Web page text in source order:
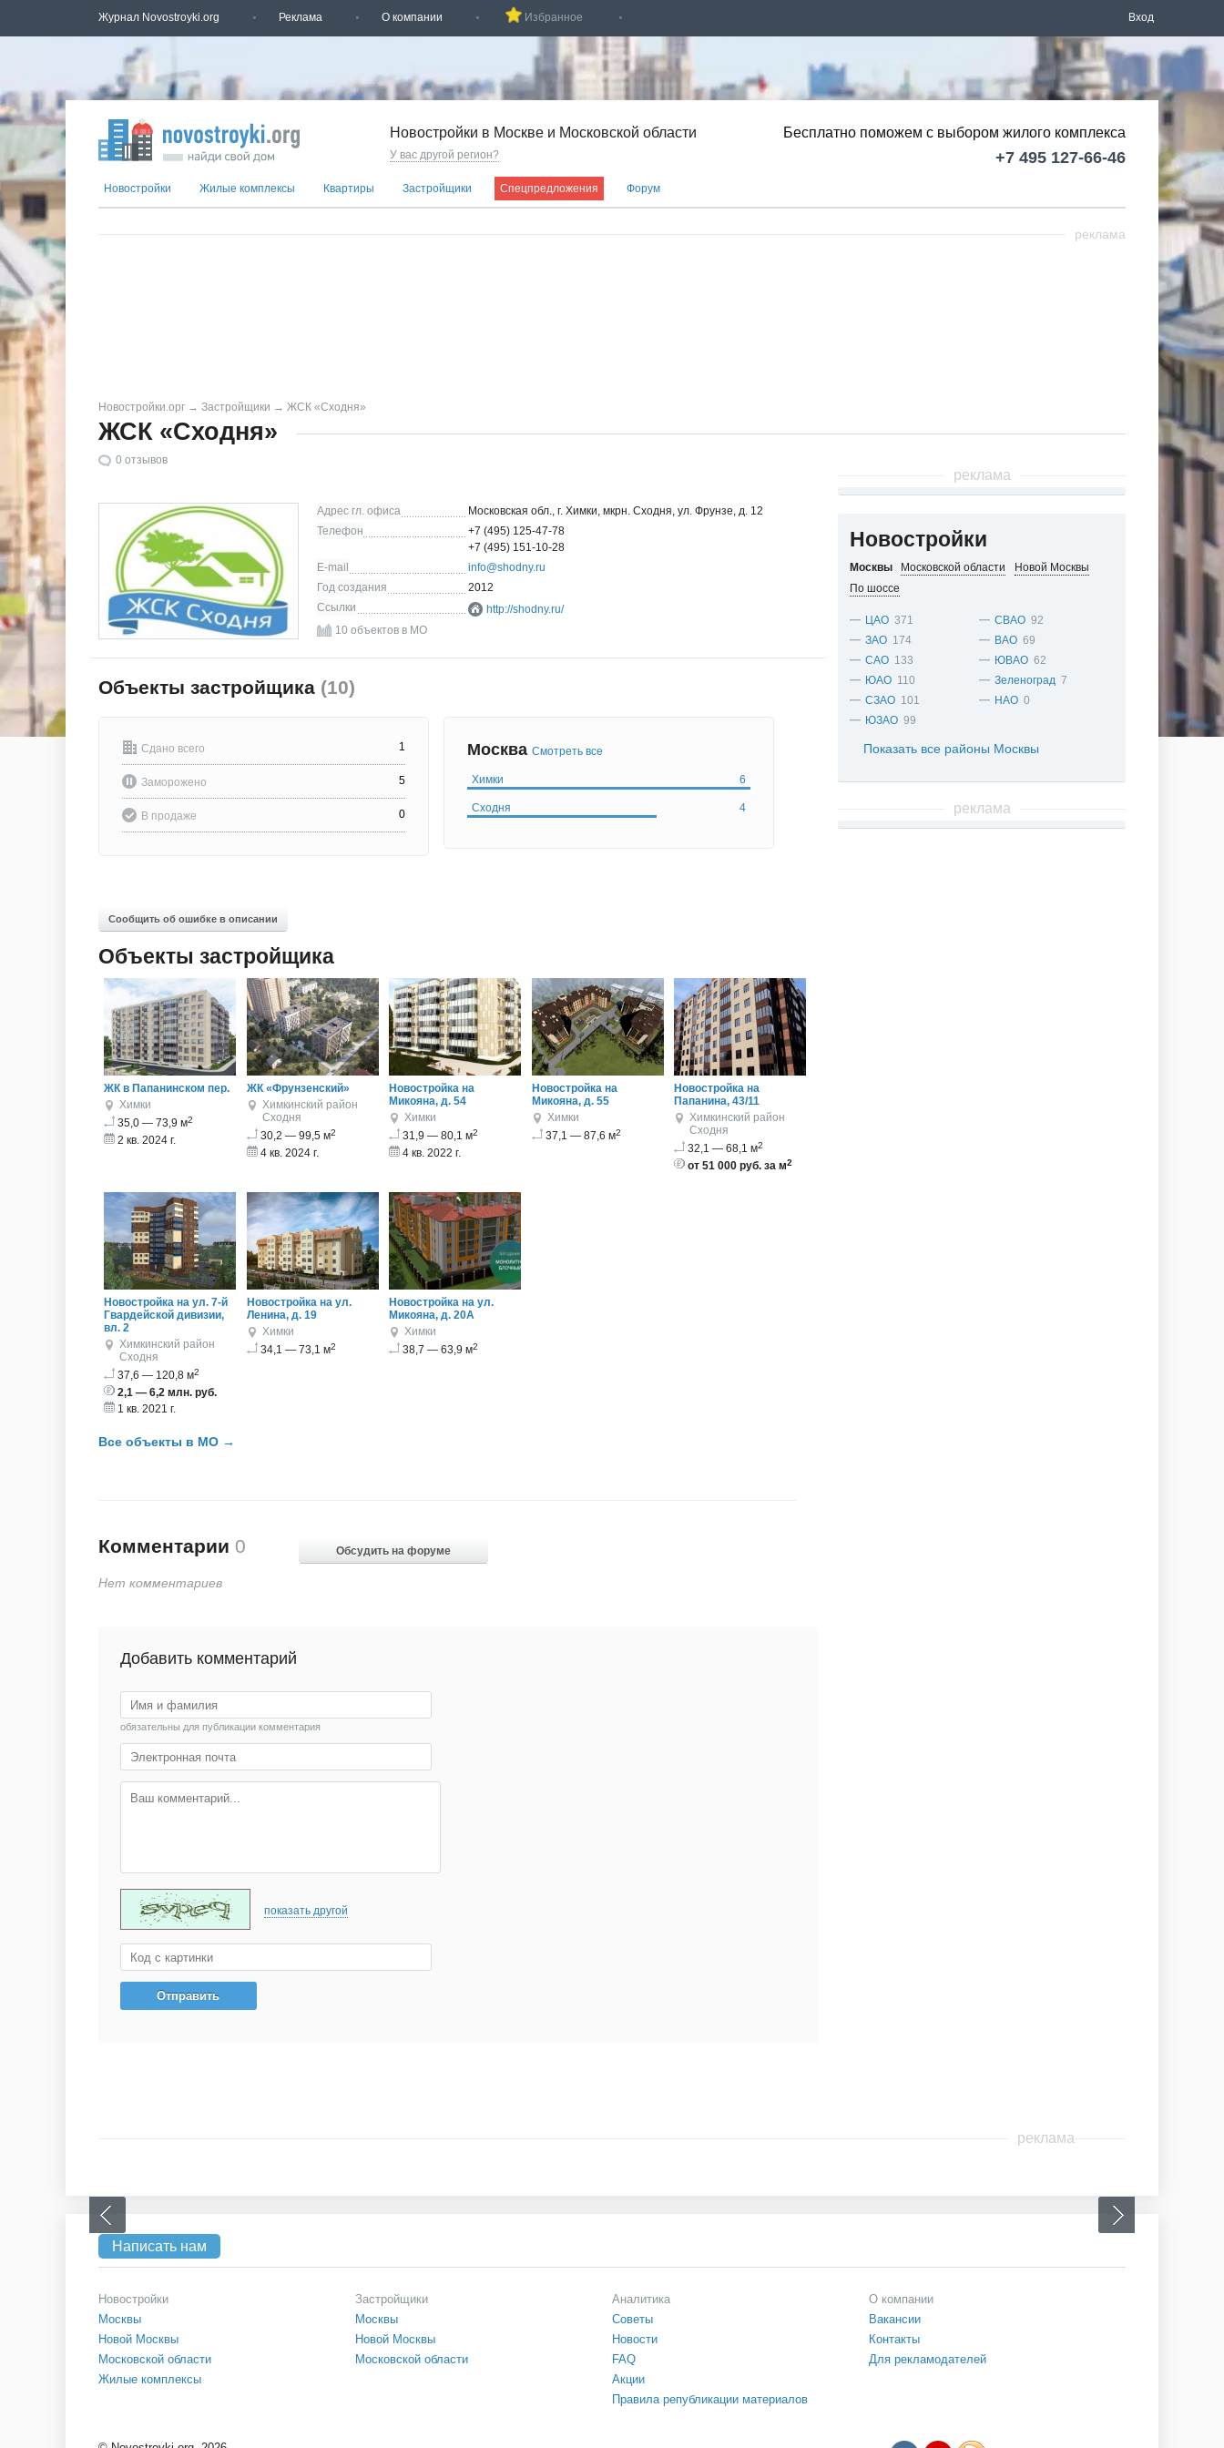
Журнал Novostroyki.org Реклама О компании Избранное Вход
Новостройки в Москве и Московской области
У вас другой регион?
Бесплатно поможем с выбором жилого комплекса
+7 495 127-66-46
Новостройки Жилые комплексы Квартиры Застройщики Спецпредложения Форум
реклама
Новостройки.орг → Застройщики → ЖСК «Сходня»
ЖСК «Сходня»
0 отзывов
Адрес гл. офиса
Московская обл., г. Химки, мкрн. Сходня, ул. Фрунзе, д. 12
Телефон
+7 (495) 125-47-78
+7 (495) 151-10-28
E-mail
info@shodny.ru
Год создания
2012
Ссылки
http://shodny.ru/
10 объектов в МО
Объекты застройщика (10)
Сдано всего 1
Заморожено 5
В продаже 0
Москва Смотреть все
Химки 6
Сходня 4
Сообщить об ошибке в описании
Объекты застройщика
ЖК в Папанинском пер.
Химки
35,0 — 73,9 м2
2 кв. 2024 г.
ЖК «Фрунзенский»
Химкинский район
Сходня
30,2 — 99,5 м2
4 кв. 2024 г.
Новостройка на
Микояна, д. 54
Химки
31,9 — 80,1 м2
4 кв. 2022 г.
Новостройка на
Микояна, д. 55
Химки
37,1 — 87,6 м2
Новостройка на
Папанина, 43/11
Химкинский район
Сходня
32,1 — 68,1 м2
от 51 000 руб. за м2
Новостройка на ул. 7-й
Гвардейской дивизии,
вл. 2
Химкинский район
Сходня
37,6 — 120,8 м2
2,1 — 6,2 млн. руб.
1 кв. 2021 г.
Новостройка на ул.
Ленина, д. 19
Химки
34,1 — 73,1 м2
Новостройка на ул.
Микояна, д. 20А
Химки
38,7 — 63,9 м2
Все объекты в МО →
Обсудить на форуме
Комментарии 0
Нет комментариев
Добавить комментарий
обязательны для публикации комментария
показать другой
реклама
Новостройки
Москвы Московской области
Новой Москвы
По шоссе
ЦАО 371
ЗАО 174
САО 133
ЮАО 110
СЗАО 101
ЮЗАО 99
СВАО 92
ВАО 69
ЮВАО 62
Зеленоград 7
НАО 0
Показать все районы Москвы
реклама
реклама
Написать нам
Новостройки
Москвы
Новой Москвы
Московской области
Жилые комплексы
Застройщики
Москвы
Новой Москвы
Московской области
Аналитика
Советы
Новости
FAQ
Акции
Правила републикации материалов
О компании
Вакансии
Контакты
Для рекламодателей